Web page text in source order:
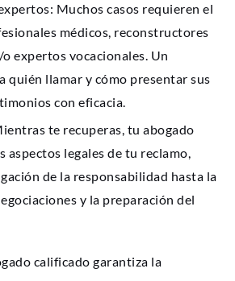
Muchos casos requieren el
médicos, reconstructores
expertos vocacionales. Un
quién llamar y cómo presentar sus
con eficacia.
te recuperas, tu abogado
aspectos legales de tu reclamo,
de la responsabilidad hasta la
y la preparación del
calificado garantiza la